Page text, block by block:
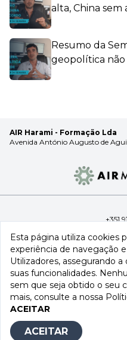
alta, China sem
Resumo da
geopolítica não
AIR Harami - Formação Lda
Avenida António Augusto de
+351
Aviso Legal
A AIR Trading é uma marca
Augusto de Aguiar, nº 24,
Esta página utiliza cookies
experiência de navegação
Utilizadores, assegurando
suas funcionalidades.
sem que seja obtido o seu
mais, consulte a nossa
ACEITAR
ACEITAR